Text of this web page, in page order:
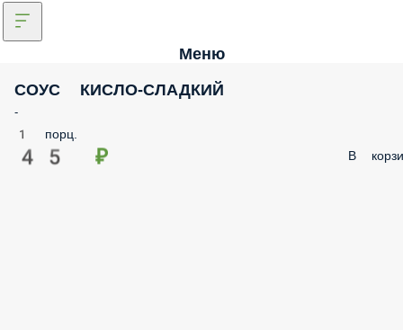
Меню
СОУС КИСЛО-СЛАДКИЙ
-
1 порц.
45 ₽ В